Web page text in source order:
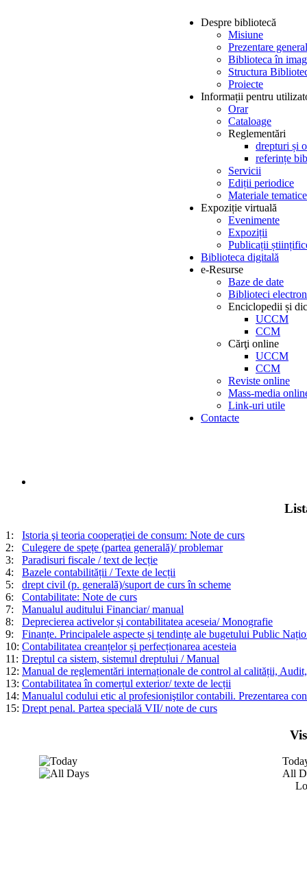
Despre bibliotecă
Misiune
Prezentare
Biblioteca în
Structura
Proiecte
Informații pentru
Orar
Cataloage
Reglementări
drepturi și
referințe
Servicii
Ediții periodice
Materiale tematice
Expoziție virtuală
Evenimente
Expoziții
Publicații
Biblioteca digitală
e-Resurse
Baze de date
Biblioteci
Enciclopedii și
UCCM
CCM
Cărţi online
UCCM
CCM
Reviste online
Mass-media
Link-uri utile
Contacte
1:
Istoria şi teoria cooperaţiei de consum: Note de curs
2:
Culegere de spețe (partea generală)/ problemar
3:
Paradisuri fiscale / text de lecție
4:
Bazele contabilității / Texte de lecții
5:
drept civil (p. generală)/suport de curs în scheme
6:
Contabilitate: Note de curs
7:
Manualul auditului Financiar/ manual
8:
Deprecierea activelor și contabilitatea aceseia/ Monografie
9:
Finanțe. Principalele aspecte și tendințe ale bugetului Public
10: Contabilitatea creanțelor și perfecționarea acesteia
11: Dreptul ca sistem, sistemul dreptului / Manual
12: Manual de reglementări internaționale de control al calității,
13: Contabilitatea în comerțul exterior/ texte de lecții
14: Manualul codului etic al profesioniştilor contabili. Prezentarea
15: Drept penal. Partea specială VII/ note de curs
All